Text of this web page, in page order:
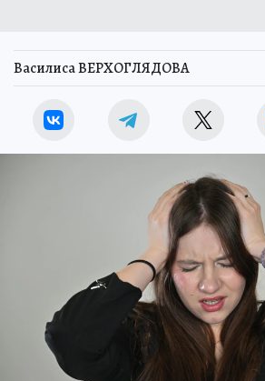
Василиса ВЕРХОГЛЯДОВА